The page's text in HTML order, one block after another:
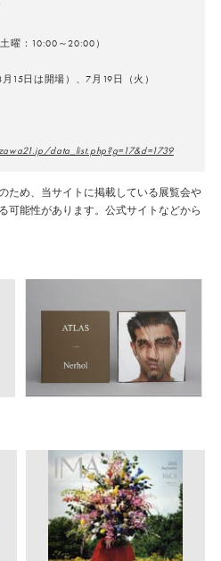
曜：10:00～20:00）
15日は開場）、7月19日（火）
data_list.php?g=17&d=1739
ため、当サイトに掲載している展覧会や
可能性があります。公式サイトなどから